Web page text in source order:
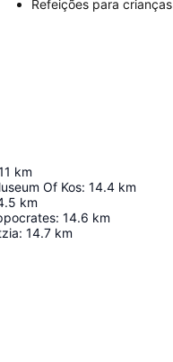
Refeições para crianças
km
Of Kos: 14.4 km
km
: 14.6 km
: 14.7 km